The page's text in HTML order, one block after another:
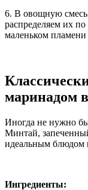
6. В овощную
распределяем их
маленьком пламени
маринадом
Иногда не нужно
Минтай,
идеальным блюдом
Ингредиенты: